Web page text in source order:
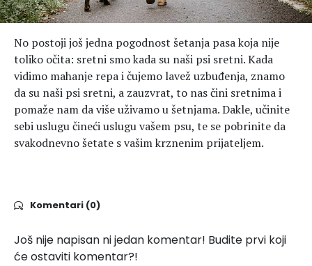
No postoji još jedna pogodnost šetanja pasa koja nije
toliko očita: sretni smo kada su naši psi sretni. Kada
vidimo mahanje repa i čujemo lavež uzbuđenja, znamo
da su naši psi sretni, a zauzvrat, to nas čini sretnima i
pomaže nam da više uživamo u šetnjama. Dakle, učinite
sebi uslugu čineći uslugu vašem psu, te se pobrinite da
svakodnevno šetate s vašim krznenim prijateljem.
Komentari (0)
Još nije napisan ni jedan komentar! Budite prvi koji
će ostaviti komentar?!